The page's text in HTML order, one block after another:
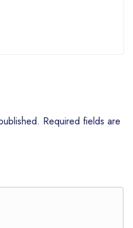
Required fields are